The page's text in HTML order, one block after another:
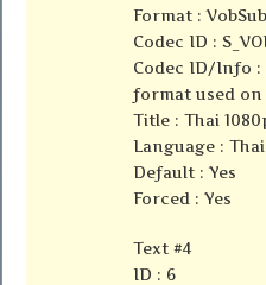
Format : VobSub
Codec ID :
Codec ID/Info :
format used on
Title : Thai
Language : Thai
Default : Yes
Forced : Yes
Text #4
ID : 6